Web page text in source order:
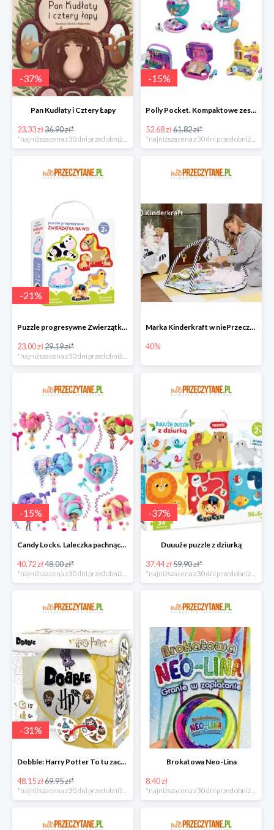
-37%
Pan Kudłaty i Cztery Łapy
23.33 zł36.90 zł*
-15%
Polly Pocket. Kompaktowe zestawy FRY35, mix
52.68 zł61.82 zł*
-21%
Puzzle progresywne Zwierzątka na wsi
23.00 zł29.19 zł*
*najniższa cena z 30 dni przed obniżką
Marka Kinderkraft w niePrzeczytane.pl do -40%
40%
-15%
Candy Locks. Laleczka pachnące włosy, mix wzorów
40.72 zł48.00 zł*
-37%
Duuuże puzzle z dziurką
37.44 zł59.90 zł*
-31%
Dobble: Harry Potter To tu zaczyna się magia!
48.15 zł69.95 zł*
*najniższa cena z 30 dni przed obniżką
Brokatowa Neo-Lina
8.40 zł
*najniższa cena z 30 dni przed obniżką